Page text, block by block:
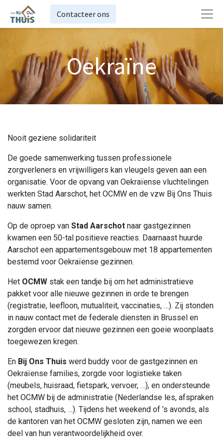
Contacteer ons
Oekraïne
Nooit geziene solidariteit
De goede samenwerking tussen professionele
zorgverleners en vrijwilligers kan vleugels geven aan een
organisatie. Voor de opvang van Oekraïense vluchtelingen
werkten Stad Aarschot, het OCMW en de vzw Bij Ons Thuis
nauw samen.
Op de oproep van Stad Aarschot naar gastgezinnen
kwamen een 50-tal positieve reacties. Daarnaast huurde
Aarschot een appartementsgebouw met 18 appartementen
bestemd voor Oekraïense gezinnen.
Het OCMW stak een tandje bij om het administratieve
pakket voor alle nieuwe gezinnen in orde te brengen
(registratie, leefloon, mutualiteit, vaccinaties, …). Zij stonden
in nauw contact met de federale diensten in Brussel en
zorgden ervoor dat nieuwe gezinnen een goeie woonplaats
toegewezen kregen.
En Bij Ons Thuis werd buddy voor de gastgezinnen en
Oekraïense families, zorgde voor logistieke taken
(meubels, huisraad, fietspark, vervoer, …), en ondersteunde
het OCMW bij de administratie (Nederlandse les, afspraken
school, stadhuis, …). Tijdens het weekend of ’s avonds, als
de kantoren van het OCMW gesloten zijn, namen we een
deel van hun verantwoordelijkheid over.